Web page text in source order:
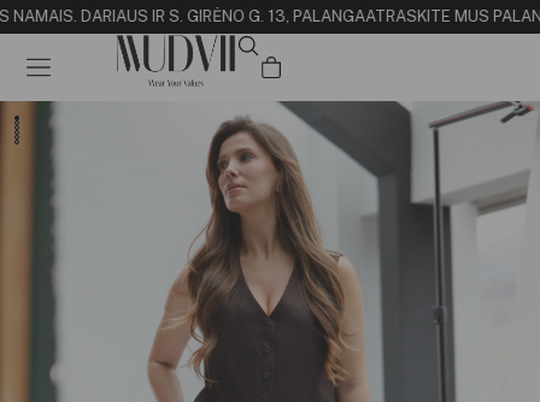
NAMAIS. DARIAUS IR S. GIRĖNO G. 13, PALANGAATRASKITE MUS